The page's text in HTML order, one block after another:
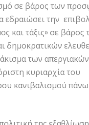
σε βάρος των
εδραιώσει την
και τάξις» σε βάρος
δημοκρατικών
των
κυριαρχία του
κανιβαλισμού πάνω